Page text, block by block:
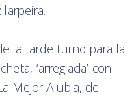
la tarde turno para la
‘arreglada’ con
Mejor Alubia, de